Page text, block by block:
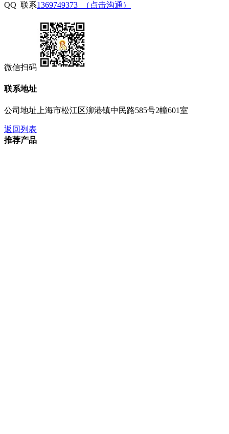
QQ 联系1369749373 （点击沟通）
微信扫码
联系地址
公司地址上海市松江区泖港镇中民路585号2幢601室
返回列表
推荐产品